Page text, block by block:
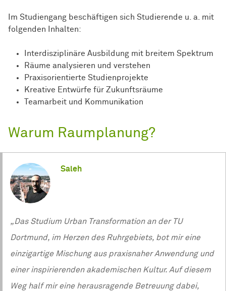
Im Studiengang beschäftigen sich Studierende u. a. mit
folgenden Inhalten:
Interdisziplinäre Ausbildung mit breitem Spektrum
Räume analysieren und verstehen
Praxisorientierte Studienprojekte
Kreative Entwürfe für Zukunftsräume
Teamarbeit und Kommunikation
Warum Raumplanung?
Saleh
„Das Studium Urban Transformation an der TU
Dortmund, im Herzen des Ruhrgebiets, bot mir eine
einzigartige Mischung aus praxisnaher Anwendung und
einer inspirierenden akademischen Kultur. Auf diesem
Weg half mir eine herausragende Betreuung dabei,